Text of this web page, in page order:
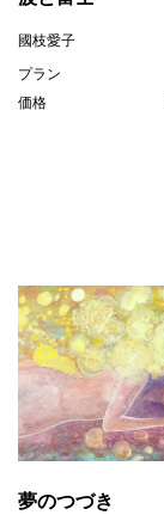
國枝愛子
プラン
価格
夢のつづき